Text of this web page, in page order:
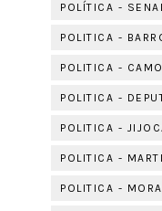
POLÍTICA -
POLITICA -
POLITICA -
POLITICA -
POLITICA -
POLITICA -
POLITICA -